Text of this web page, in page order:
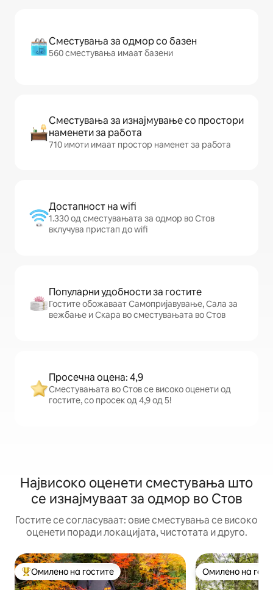
Сместувања за одмор со базен
560 сместувања имаат базени
Сместувања за изнајмување со простори
наменети за работа
710 имоти имаат простор наменет за работа
Достапност на wifi
1.330 од сместувањата за одмор во Стов
вклучува пристап до wifi
Популарни удобности за гостите
Гостите обожаваат Самопријавување, Сала за
вежбање и Скара во сместувањата во Стов
Просечна оцена: 4,9
Сместувањата во Стов се високо оценети од
гостите, со просек од 4,9 од 5!
Највисоко оценети сместувања што
се изнајмуваат за одмор во Стов
Гостите се согласуваат: овие сместувања се високо
оценети поради локацијата, чистотата и друго.
Меѓу најуспешните „Омилени на гостите“
Омилено на гостите Омилено на
Омилено на